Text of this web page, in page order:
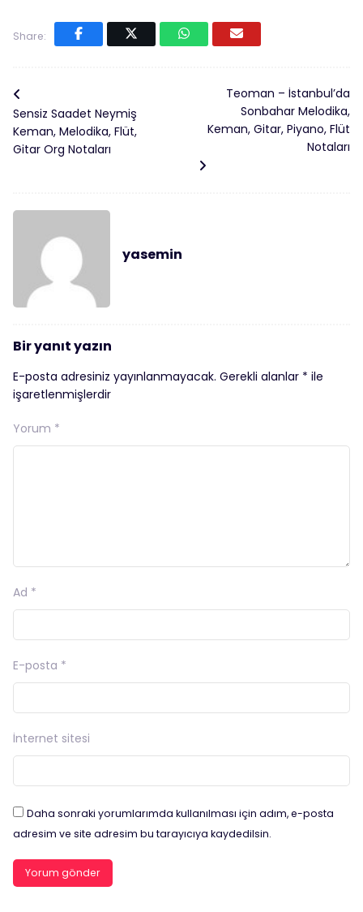
Share:
Sensiz Saadet Neymiş
Keman, Melodika, Flüt,
Gitar Org Notaları
Teoman – İstanbul’da
Sonbahar Melodika,
Keman, Gitar, Piyano, Flüt
Notaları
yasemin
Bir yanıt yazın
E-posta adresiniz yayınlanmayacak. Gerekli alanlar * ile
işaretlenmişlerdir
Yorum *
Ad *
E-posta *
İnternet sitesi
Daha sonraki yorumlarımda kullanılması için adım, e-posta
adresim ve site adresim bu tarayıcıya kaydedilsin.